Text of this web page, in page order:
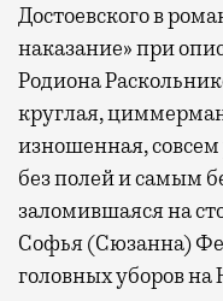
Достоевского в
наказание» при
Родиона
круглая,
изношенная,
без полей и самым
заломившаяся на
Софья (Сюзанна)
головных уборов на